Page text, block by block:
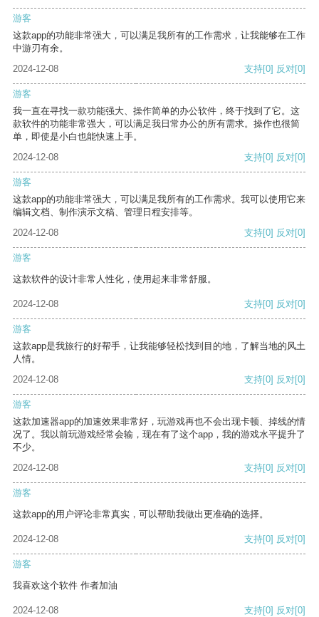
游客
这款app的功能非常强大，可以满足我所有的工作需求，让我能够在工作
中游刃有余。
2024-12-08
支持[0] 反对[0]
游客
我一直在寻找一款功能强大、操作简单的办公软件，终于找到了它。这
款软件的功能非常强大，可以满足我日常办公的所有需求。操作也很简
单，即使是小白也能快速上手。
2024-12-08
支持[0] 反对[0]
游客
这款app的功能非常强大，可以满足我所有的工作需求。我可以使用它来
编辑文档、制作演示文稿、管理日程安排等。
2024-12-08
支持[0] 反对[0]
游客
这款软件的设计非常人性化，使用起来非常舒服。
2024-12-08 支持[0] 反对[0]
游客
这款app是我旅行的好帮手，让我能够轻松找到目的地，了解当地的风土
人情。
2024-12-08
支持[0] 反对[0]
游客
这款加速器app的加速效果非常好，玩游戏再也不会出现卡顿、掉线的情
况了。我以前玩游戏经常会输，现在有了这个app，我的游戏水平提升了
不少。
2024-12-08
支持[0] 反对[0]
游客
这款app的用户评论非常真实，可以帮助我做出更准确的选择。
2024-12-08 支持[0] 反对[0]
游客
我喜欢这个软件 作者加油
2024-12-08 支持[0] 反对[0]